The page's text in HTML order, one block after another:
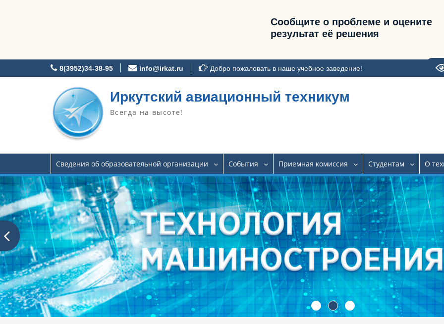
Сообщите о проблеме и оцените
результат её решения
к
8(3952)34-38-95 info@irkat.ru Добро пожаловать в наше учебное заведение!
Иркутский авиационный техникум
Всегда на высоте!
Сведения об образовательной организации События Приемная комиссия Студентам О